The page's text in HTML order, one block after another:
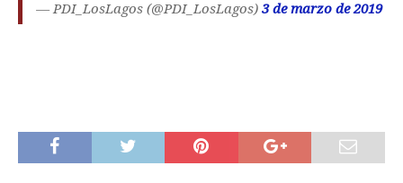
— PDI_LosLagos (@PDI_LosLagos) 3 de marzo de 2019